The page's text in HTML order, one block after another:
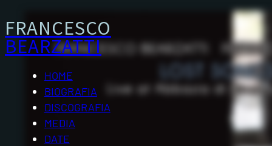
FRANCESCO
BEARZATTI
HOME
BIOGRAFIA
DISCOGRAFIA
MEDIA
DATE